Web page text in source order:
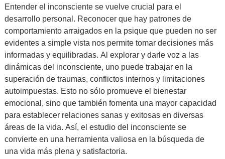
Entender el inconsciente se vuelve crucial para el
desarrollo personal. Reconocer que hay patrones de
comportamiento arraigados en la psique que pueden no ser
evidentes a simple vista nos permite tomar decisiones más
informadas y equilibradas. Al explorar y darle voz a las
dinámicas del inconsciente, uno puede trabajar en la
superación de traumas, conflictos internos y limitaciones
autoimpuestas. Esto no sólo promueve el bienestar
emocional, sino que también fomenta una mayor capacidad
para establecer relaciones sanas y exitosas en diversas
áreas de la vida. Así, el estudio del inconsciente se
convierte en una herramienta valiosa en la búsqueda de
una vida más plena y satisfactoria.